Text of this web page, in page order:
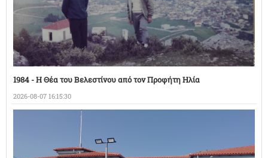
1984 - Η Θέα του Βελεστίνου από τον Προφήτη Ηλία
2026-08-07 16:15:30